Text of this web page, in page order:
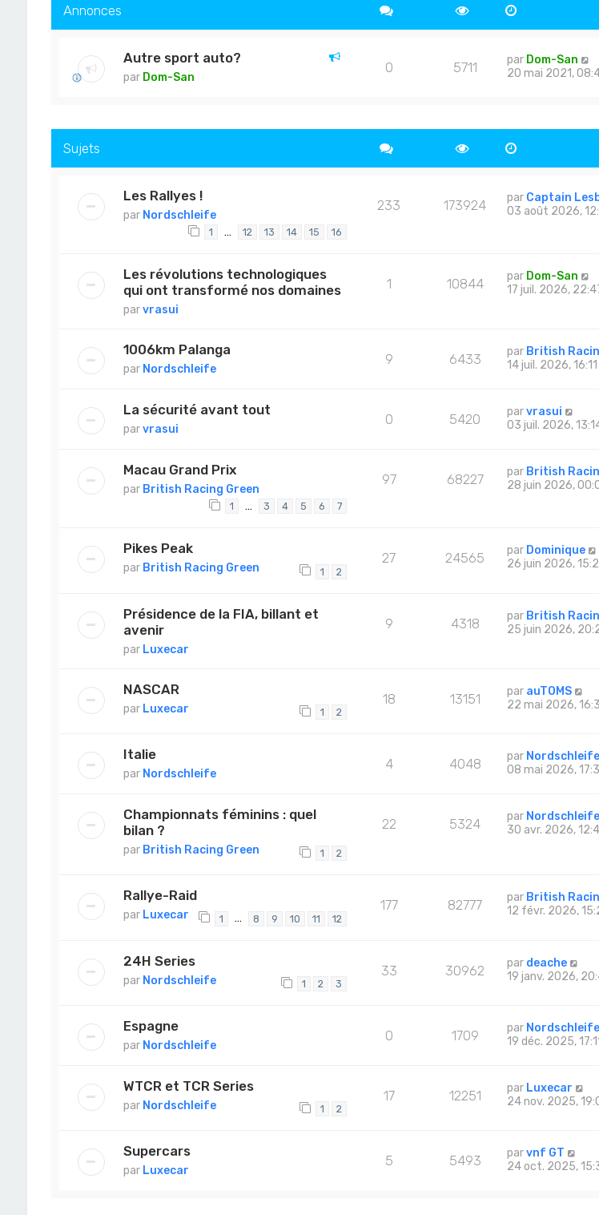
Annonces
Autre sport auto?
par Dom-San
0 5711 par Dom-San
20 mai 2021,
Sujets
Les Rallyes !
par Nordschleife
1 … 12 13 14 15 16
233 173924 par Captain
03 août 2026,
Les révolutions technologiques
qui ont transformé nos domaines
parvrasui
1 10844 par Dom-San
17 juil. 2026,
1006km Palanga
par Nordschleife
9 6433 par British
14 juil. 2026, 16:11
La sécurité avant tout
parvrasui
0 5420 parvrasui
03 juil. 2026,
Macau Grand Prix
par British Racing Green
1 … 3 4 5 6 7
97 68227 par British
28 juin 2026,
Pikes Peak
par British Racing Green 1 2
27 24565 par Dominique
26 juin 2026,
Présidence de la FIA, billant et
avenir
par Luxecar
9 4318 par British
25 juin 2026,
NASCAR
par Luxecar 1 2
18 13151 par auTOMS
22 mai 2026,
Italie
par Nordschleife
4 4048 par Nordschleife
08 mai 2026,
Championnats féminins : quel
bilan ?
par British Racing Green 1 2
22 5324 par Nordschleife
30 avr. 2026,
Rallye-Raid
par Luxecar 1 … 8 9 10 11 12
177 82777 par British
12 févr. 2026,
24H Series
par Nordschleife 1 2 3
33 30962 par deache
19 janv. 2026,
Espagne
par Nordschleife
0 1709 par Nordschleife
19 déc. 2025,
WTCR et TCR Series
par Nordschleife 1 2
17 12251 par Luxecar
24 nov. 2025,
Supercars
par Luxecar
5 5493 parvnf GT
24 oct. 2025,